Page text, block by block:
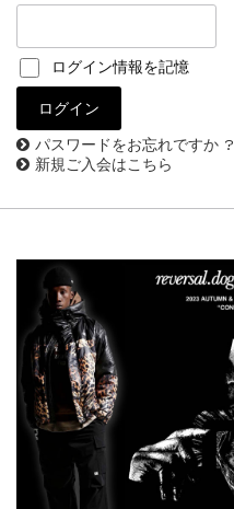
ログイン情報を記憶
パスワードをお忘れですか ?
新規ご入会はこちら